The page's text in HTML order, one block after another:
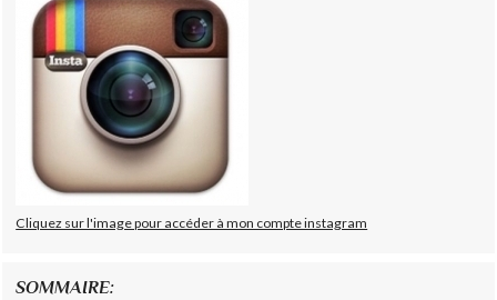
Cliquez sur l'image pour accéder à mon compte instagram
SOMMAIRE: